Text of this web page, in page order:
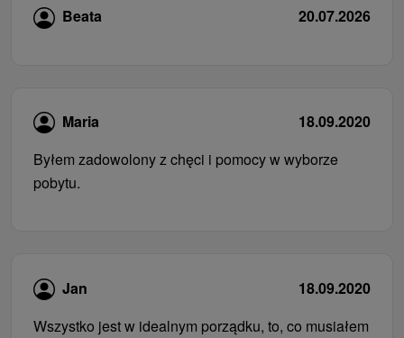
Beata 20.07.2026
Maria
18.09.2020
Byłem zadowolony z chęci i pomocy w wyborze
pobytu.
Jan
18.09.2020
Wszystko jest w idealnym porządku, to, co musiałem